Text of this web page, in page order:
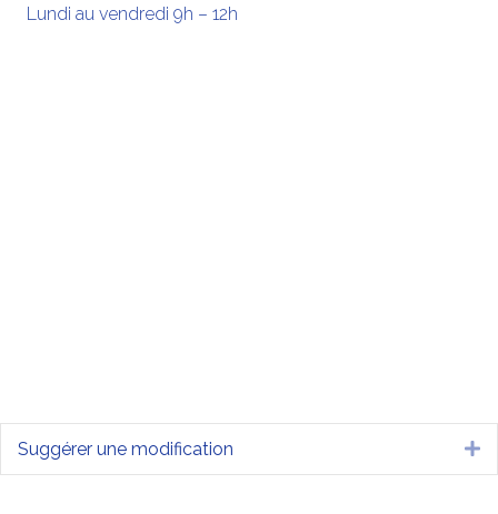
Lundi au vendredi 9h – 12h
Suggérer une modification